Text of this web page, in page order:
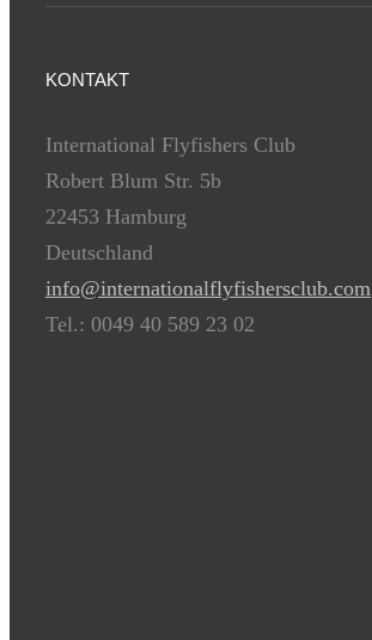
KONTAKT
International Flyfishers Club
Robert Blum Str. 5b
22453 Hamburg
Deutschland
info@internationalflyfishersclub.com
Tel.: 0049 40 589 23 02